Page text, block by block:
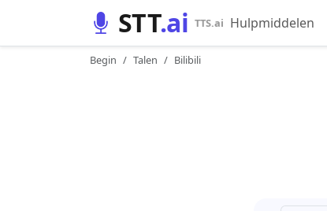
STT.ai TTS.ai Hulpmiddelen
Begin Talen Bilibili